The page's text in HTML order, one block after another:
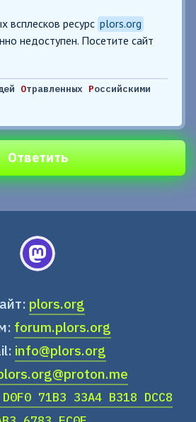
ресурс plors.org
недоступен. Посетите сайт
Отравленных Российскими
Ответить
plors.org
forum.plors.org
info@plors.org
71B3 33A4 B318 DCC8